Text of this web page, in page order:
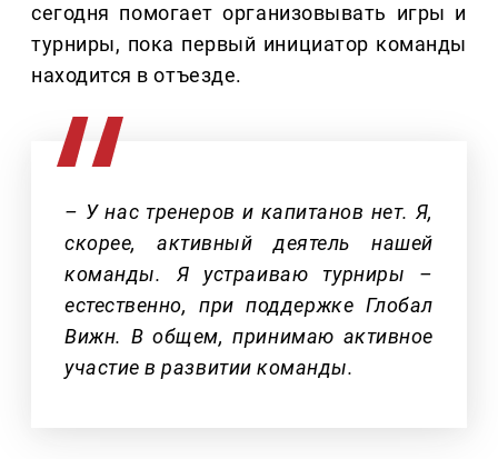
сегодня помогает организовывать игры и
турниры, пока первый инициатор команды
находится в отъезде.
– У нас тренеров и капитанов нет. Я,
скорее, активный деятель нашей
команды. Я устраиваю турниры –
естественно, при поддержке Глобал
Вижн. В общем, принимаю активное
участие в развитии команды.